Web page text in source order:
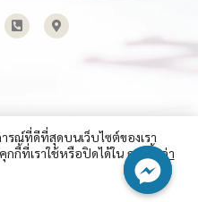
Company Limited
รณ์ที่ดีที่สุดบนเว็บไซต์ของเรา
กกี้ที่เราใช้หรือปิดได้ในการตั้งค่า